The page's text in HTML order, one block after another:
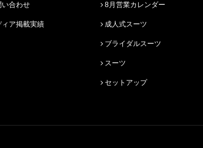
い合わせ
ィア掲載実績
8月営業カレンダー
成人式スーツ
ブライダルスーツ
スーツ
セットアップ